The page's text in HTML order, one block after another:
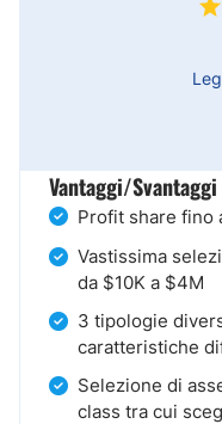
Vantaggi/Svantaggi
Profit share fino
Vastissima
da $10K a $4M
3 tipologie
caratteristiche
Selezione di
class tra cui